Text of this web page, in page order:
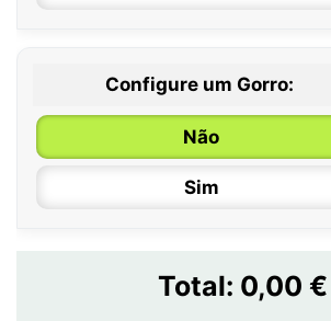
Configure um Gorro:
Não
Sim
Total: 0,00 €